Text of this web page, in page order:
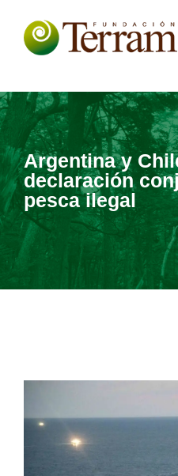
Argentina y
declaración
pesca ilegal